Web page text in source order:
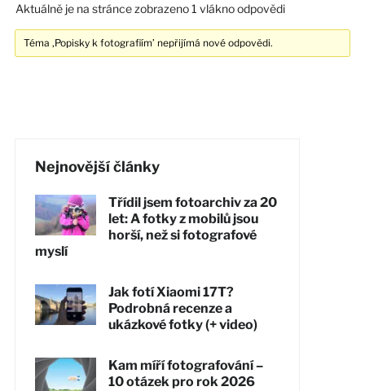
Aktuálně je na stránce zobrazeno 1 vlákno odpovědi
Téma ‚Popisky k fotografiím’ nepřijímá nové odpovědi.
Nejnovější články
Třídil jsem fotoarchiv za 20
let: A fotky z mobilů jsou
horší, než si fotografové
myslí
Jak fotí Xiaomi 17T?
Podrobná recenze a
ukázkové fotky (+ video)
Kam míří fotografování –
10 otázek pro rok 2026